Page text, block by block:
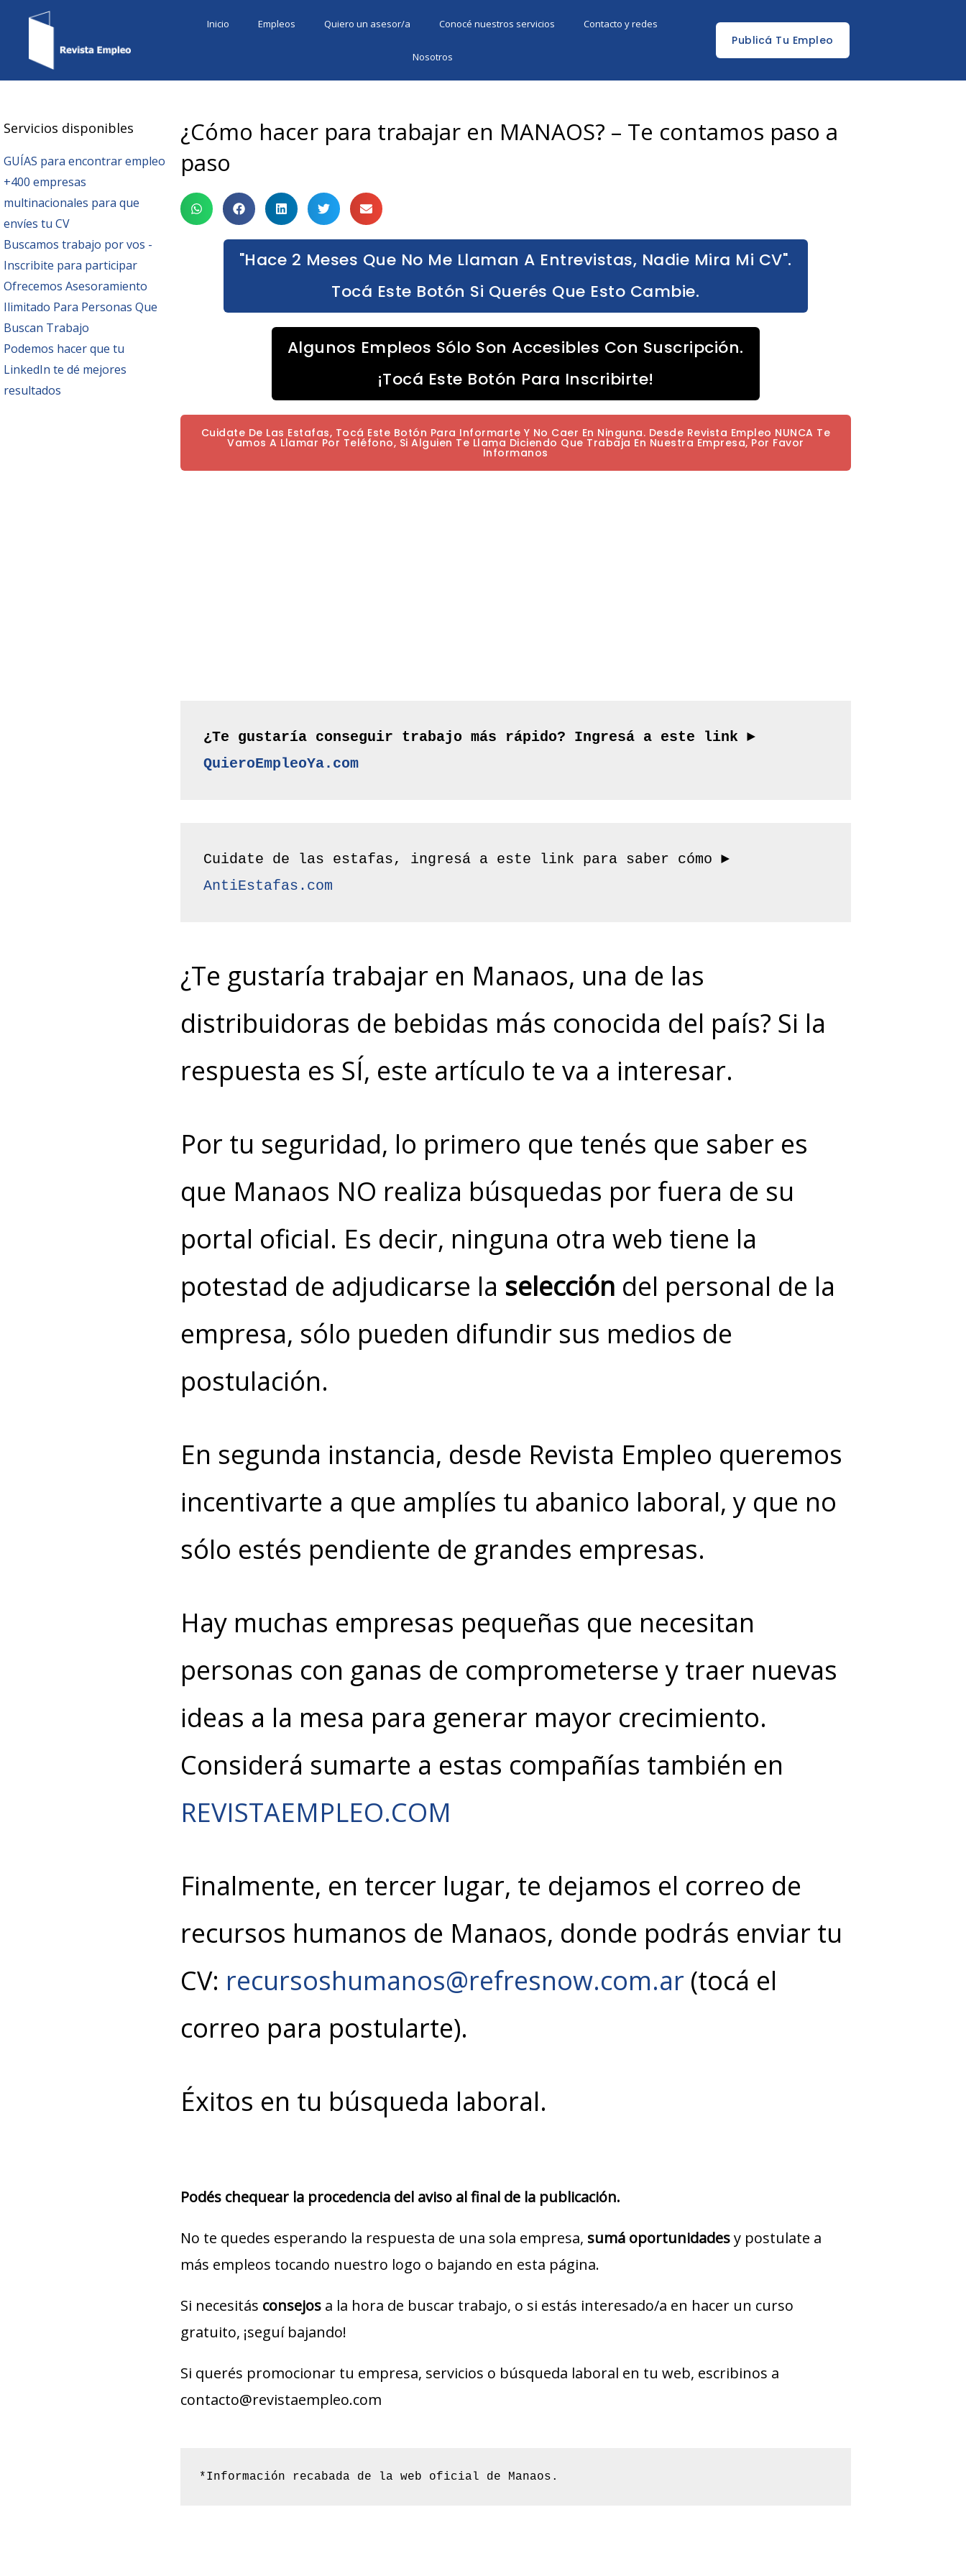
Inicio Empleos Quiero un asesor/a Conocé nuestros servicios Contacto y redes
Nosotros
Publicá Tu Empleo
Servicios disponibles
GUÍAS para encontrar empleo
+400 empresas
multinacionales para que
envíes tu CV
Buscamos trabajo por vos -
Inscribite para participar
Ofrecemos Asesoramiento
Ilimitado Para Personas Que
Buscan Trabajo
Podemos hacer que tu
LinkedIn te dé mejores
resultados
¿Cómo hacer para trabajar en MANAOS? – Te contamos paso a
paso
"Hace 2 Meses Que No Me Llaman A Entrevistas, Nadie Mira Mi CV".
Tocá Este Botón Si Querés Que Esto Cambie.
Algunos Empleos Sólo Son Accesibles Con Suscripción.
¡Tocá Este Botón Para Inscribirte!
Cuidate De Las Estafas, Tocá Este Botón Para Informarte Y No Caer En Ninguna. Desde Revista Empleo NUNCA Te
Vamos A Llamar Por Teléfono, Si Alguien Te Llama Diciendo Que Trabaja En Nuestra Empresa, Por Favor
Informanos
¿Te gustaría conseguir trabajo más rápido? Ingresá a este link ►
QuieroEmpleoYa.com
Cuidate de las estafas, ingresá a este link para saber cómo ►
AntiEstafas.com
¿Te gustaría trabajar en Manaos, una de las
distribuidoras de bebidas más conocida del país? Si la
respuesta es SÍ, este artículo te va a interesar.
Por tu seguridad, lo primero que tenés que saber es
que Manaos NO realiza búsquedas por fuera de su
portal oficial. Es decir, ninguna otra web tiene la
potestad de adjudicarse la selección del personal de la
empresa, sólo pueden difundir sus medios de
postulación.
En segunda instancia, desde Revista Empleo queremos
incentivarte a que amplíes tu abanico laboral, y que no
sólo estés pendiente de grandes empresas.
Hay muchas empresas pequeñas que necesitan
personas con ganas de comprometerse y traer nuevas
ideas a la mesa para generar mayor crecimiento.
Considerá sumarte a estas compañías también en
REVISTAEMPLEO.COM
Finalmente, en tercer lugar, te dejamos el correo de
recursos humanos de Manaos, donde podrás enviar tu
CV: recursoshumanos@refresnow.com.ar(tocá el
correo para postularte).
Éxitos en tu búsqueda laboral.
Podés chequear la procedencia del aviso al final de la publicación.
No te quedes esperando la respuesta de una sola empresa, sumá oportunidadesy postulate a
más empleos tocando nuestro logo o bajando en esta página.
Si necesitás consejosa la hora de buscar trabajo, o si estás interesado/a en hacer un curso
gratuito, ¡seguí bajando!
Si querés promocionar tu empresa, servicios o búsqueda laboral en tu web, escribinos a
contacto@revistaempleo.com
*Información recabada de la web oficial de Manaos.